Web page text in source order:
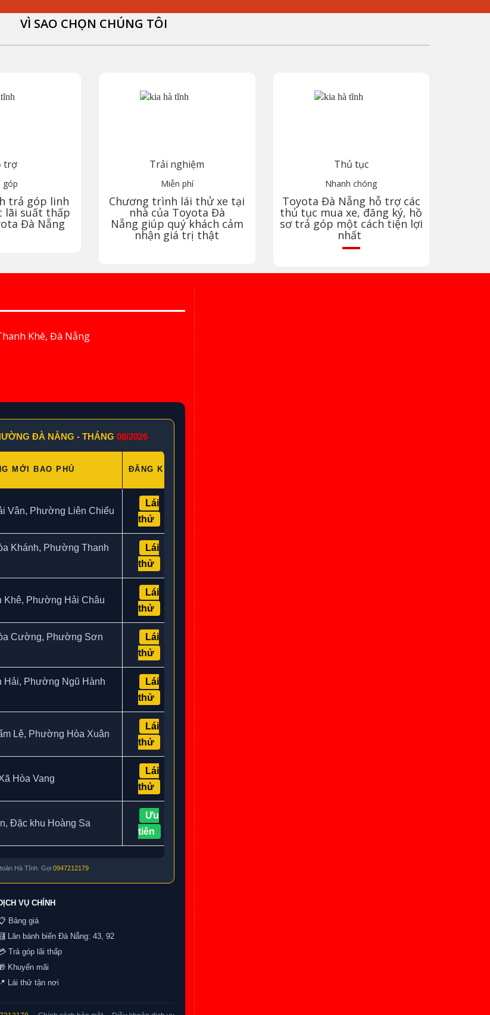
VÌ SAO CHỌN CHÚNG TÔI
trợ
góp
trả góp linh
lãi suất thấp
Đà Nẵng
Trải nghiệm
Miễn phí
Chương trình lái thử xe tại
nhà của Toyota Đà
Nẵng giúp quý khách cảm
nhận giá trị thật
Thủ tục
Nhanh chóng
Toyota Đà Nẵng hỗ trợ các
thủ tục mua xe, đăng ký, hồ
sơ trả góp một cách tiện lợi
nhất
Khê, Đà Nẵng
ĐÀ NẴNG - THÁNG 08/2026
MỚI BAO PHỦ ĐĂNG KÝ
Vân, Phường Liên Chiểu
Lái
thử
Khánh, Phường Thanh
Lái
thử
Khê, Phường Hải Châu
Lái
thử
Cường, Phường Sơn
Lái
thử
Hải, Phường Ngũ Hành
Lái
thử
Lệ, Phường Hòa Xuân
Lái
thử
Hòa Vang
Lái
thử
Đặc khu Hoàng Sa
Ưu
tiên
Hà Tĩnh. Gọi 0947212179
VỤ CHÍNH
Bảng giá
Lăn bánh biển Đà Nẵng: 43, 92
Trả góp lãi thấp
Khuyến mãi
📍 Lái thử tận nơi